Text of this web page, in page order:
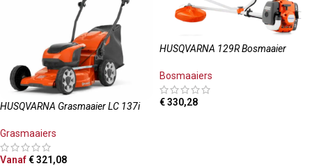
HUSQVARNA Grasmaaier LC 137i
Grasmaaiers
Vanaf€321,08
HUSQVARNA 129R Bosmaaier
Bosmaaiers
€330,28